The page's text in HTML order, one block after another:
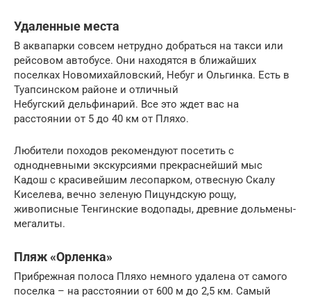
Удаленные места
В аквапарки совсем нетрудно добраться на такси или
рейсовом автобусе. Они находятся в ближайших
поселках Новомихайловский, Небуг и Ольгинка. Есть в
Туапсинском районе и отличный
Небугский дельфинарий. Все это ждет вас на
расстоянии от 5 до 40 км от Пляхо.
Любители походов рекомендуют посетить с
однодневными экскурсиями прекраснейший мыс
Кадош с красивейшим лесопарком, отвесную Скалу
Киселева, вечно зеленую Пицундскую рощу,
живописные Тенгинские водопады, древние дольмены-
мегалиты.
Пляж «Орленка»
Прибрежная полоса Пляхо немного удалена от самого
поселка – на расстоянии от 600 м до 2,5 км. Самый